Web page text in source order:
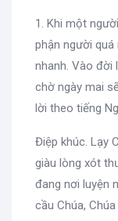
1. Khi một
phận người
nhanh. Vào đời
chờ ngày mai
lời theo tiếng
Điệp khúc. Lạy
giàu lòng xót
đang nơi luyện
cầu Chúa,